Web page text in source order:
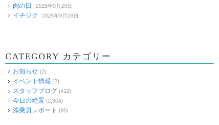
肉の日 2025年9月29日
イチジク 2025年9月28日
CATEGORY カテゴリー
お知らせ (2)
イベント情報 (2)
スタッフブログ (412)
今日の絶景 (2,804)
添乗員レポート (85)